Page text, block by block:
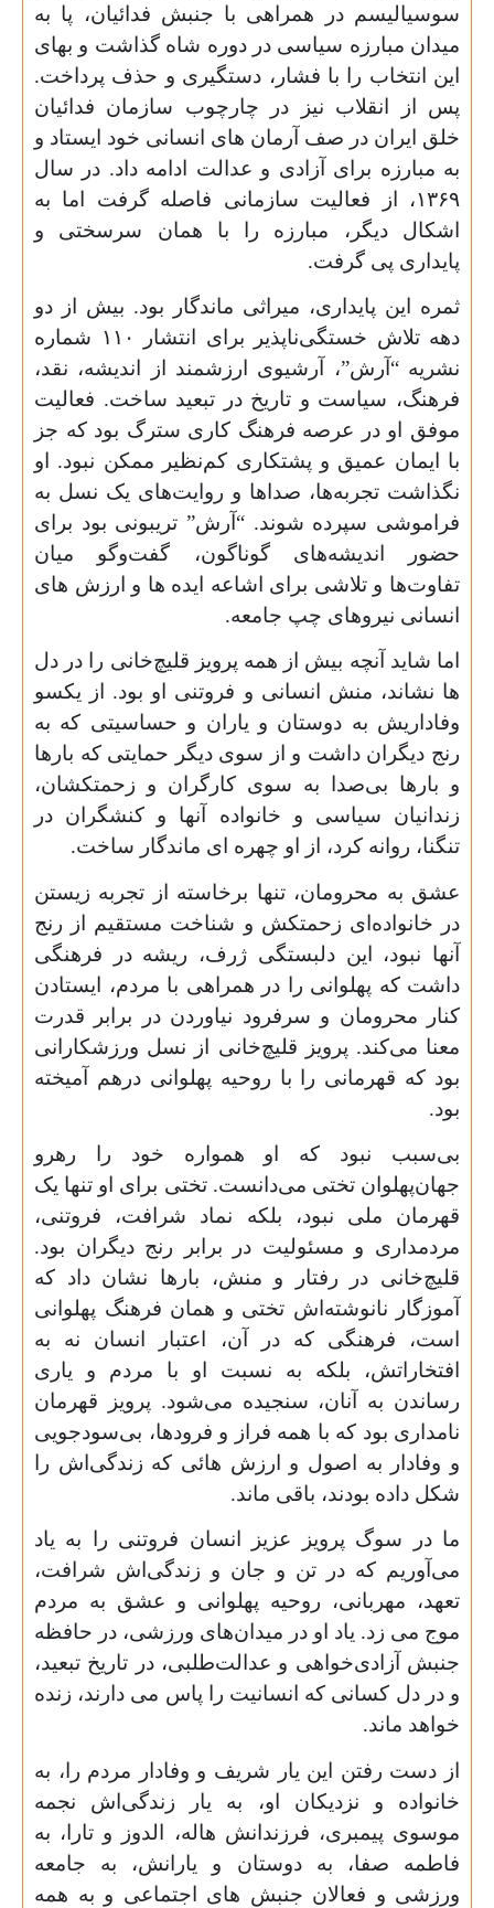
سوسیالیسم در همراهی با جنبش فدائیان، پا به
میدان مبارزه سیاسی در دوره شاه گذاشت و بهای
این انتخاب را با فشار، دستگیری و حذف پرداخت.
پس از انقلاب نیز در چارچوب سازمان فدائیان
خلق ایران در صف آرمان های انسانی خود ایستاد و
به مبارزه برای آزادی و عدالت ادامه داد. در سال
۱۳۶۹، از فعالیت سازمانی فاصله گرفت اما به
اشکال دیگر، مبارزه را با همان سرسختی و
پایداری پی گرفت.
ثمره این پایداری، میراثی ماندگار بود. بیش از دو
دهه تلاش خستگی‌ناپذیر برای انتشار
۱۱۰ شماره
نشریه “آرش”، آرشیوی ارزشمند از اندیشه، نقد،
فرهنگ، سیاست و تاریخ در تبعید ساخت. فعالیت
موفق او در عرصه فرهنگ کاری سترگ بود که جز
با ایمان عمیق و پشتکاری کم‌نظیر ممکن نبود. او
نگذاشت تجربه‌ها، صداها و روایت‌های یک نسل به
فراموشی سپرده شوند. “آرش” تریبونی بود برای
حضور اندیشه‌های گوناگون، گفت‌وگو میان
تفاوت‌ها و تلاشی برای اشاعه ایده ها و ارزش های
انسانی نیروهای چپ جامعه.
اما شاید آنچه بیش از همه پرویز قلیچ‌خانی را در دل
ها نشاند، منش انسانی و فروتنی او بود. از یکسو
وفاداریش به دوستان و یاران و حساسیتی که به
رنج دیگران داشت و از سوی دیگر حمایتی که بارها
و بارها بی‌صدا به سوی کارگران و زحمتکشان،
زندانیان سیاسی و خانواده‌ آنها و کنشگران در
تنگنا، روانه کرد، از او چهره ای ماندگار ساخت.
عشق به محرومان، تنها برخاسته از تجربه زیستن
در خانواده‌ای زحمتکش و شناخت مستقیم از رنج
آنها نبود، این دلبستگی ژرف، ریشه در فرهنگی
داشت که پهلوانی را در همراهی با مردم، ایستادن
کنار محرومان و سرفرود نیاوردن در برابر قدرت
معنا می‌کند. پرویز قلیچ‌خانی از نسل ورزشکارانی
بود که قهرمانی را با روحیه پهلوانی درهم آمیخته
بود.
بی‌سبب نبود که او همواره خود را رهرو
جهان‌پهلوان تختی می‌دانست. تختی برای او تنها یک
قهرمان ملی نبود، بلکه نماد شرافت، فروتنی،
مردمداری و مسئولیت در برابر رنج دیگران بود.
قلیچ‌خانی در رفتار و منش، بارها نشان داد که
آموزگار نانوشته‌اش تختی و همان فرهنگ پهلوانی
است، فرهنگی که در آن، اعتبار انسان نه به
افتخاراتش، بلکه به نسبت او با مردم و یاری
رساندن به آنان، سنجیده می‌شود. پرویز قهرمان
نامداری بود که با همه فراز و فرودها، بی‌سودجویی
و وفادار به اصول و ارزش هائی که زندگی‌اش را
شکل داده بودند، باقی ماند.
ما در سوگ پرویز عزیز انسان فروتنی را به یاد
می‌آوریم که در تن و جان و زندگی‌اش شرافت،
تعهد، مهربانی، روحیه پهلوانی و عشق به مردم
موج می زد. یاد او در میدان‌های ورزشی، در حافظه
جنبش آزادی‌خواهی و عدالت‌طلبی، در تاریخ تبعید،
و در دل کسانی که انسانیت را پاس می دارند، زنده
خواهد ماند.
از دست رفتن این یار شریف و وفادار مردم را، به
خانواده و نزدیکان او، به یار زندگی‌اش نجمه
موسوی پیمبری، فرزندانش هاله، الدوز و تارا، به
فاطمه صفا، به دوستان و یارانش، به جامعه
ورزشی و فعالان جنبش های اجتماعی و به همه